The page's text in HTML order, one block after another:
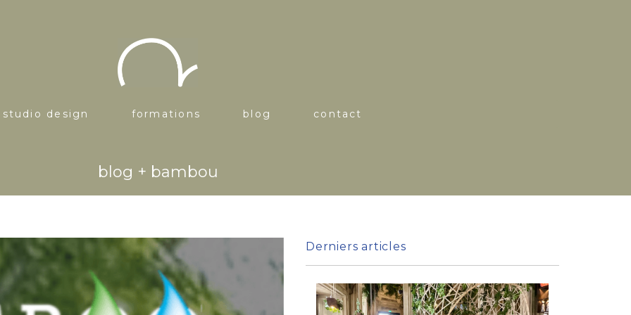
studio design formations blog contact
blog + bambou
Derniers articles